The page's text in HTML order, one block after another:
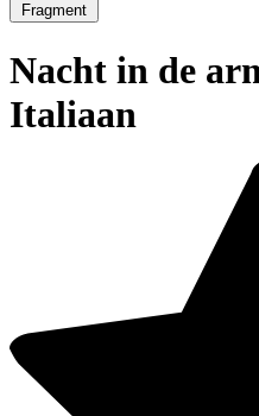
Fragment
Nacht in de
Italiaan